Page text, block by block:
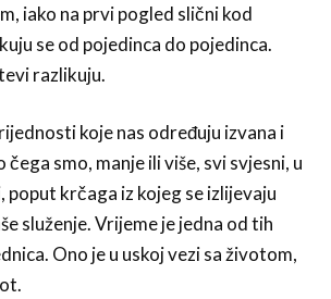
iako na prvi pogled slični kod
se od pojedinca do pojedinca.
razlikuju.
koje nas određuju izvana i
čega smo, manje ili više, svi svjesni, u
poput krčaga iz kojeg se izlijevaju
služenje. Vrijeme je jedna od tih
Ono je u uskoj vezi sa životom,